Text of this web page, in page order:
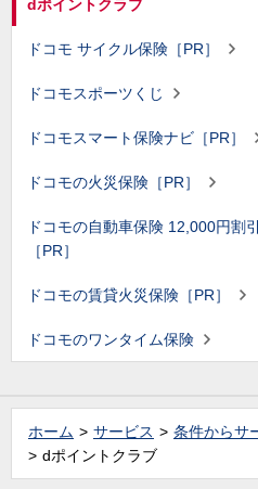
dポイントクラブ
ドコモ サイクル保険［PR］
ドコモスポーツくじ
ドコモスマート保険ナビ［PR］
ドコモの火災保険［PR］
ドコモの自動車保険 12,000円割
［PR］
ドコモの賃貸火災保険［PR］
ドコモのワンタイム保険
ホーム サービス
条件からサ
dポイントクラブ